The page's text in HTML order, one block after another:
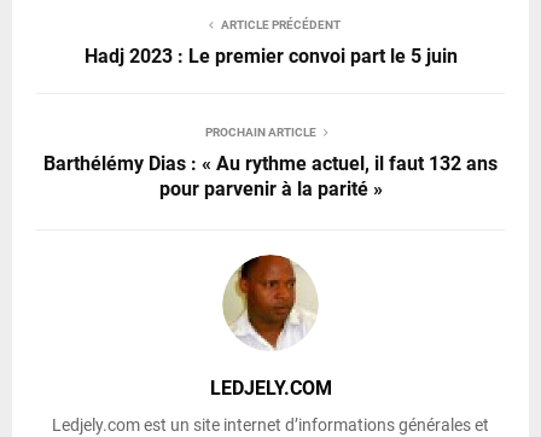
ARTICLE PRÉCÉDENT
Hadj 2023 : Le premier convoi part le 5 juin
PROCHAIN ARTICLE
Barthélémy Dias : « Au rythme actuel, il faut 132 ans
pour parvenir à la parité »
LEDJELY.COM
Ledjely.com est un site internet d’informations générales et